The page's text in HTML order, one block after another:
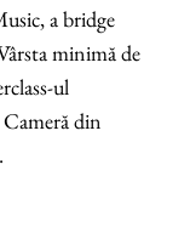
a bridge
minimă de
ul
din